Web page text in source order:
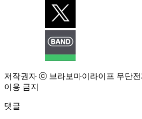
저작권자 ⓒ 브라보마이라이프 무단
이용 금지
댓글